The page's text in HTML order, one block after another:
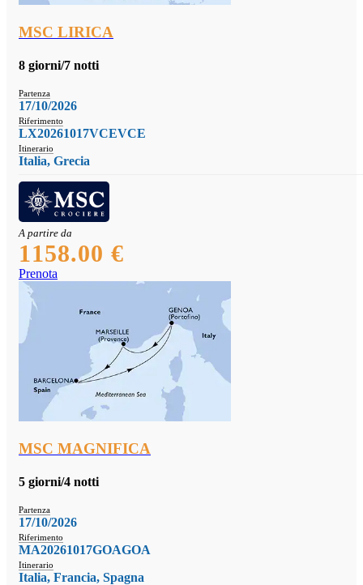
MSC LIRICA
8 giorni/7 notti
Partenza
17/10/2026
Riferimento
LX20261017VCEVCE
Itinerario
Italia, Grecia
A partire da
1158.00 €
Prenota
MSC MAGNIFICA
5 giorni/4 notti
Partenza
17/10/2026
Riferimento
MA20261017GOAGOA
Itinerario
Italia, Francia, Spagna